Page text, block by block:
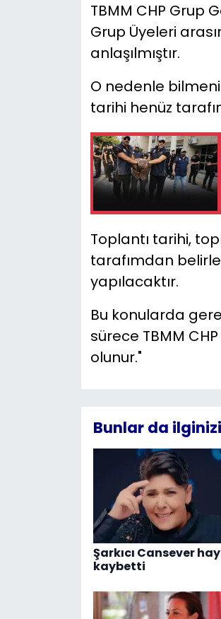
TBMM CHP Grup
Grup Üyeleri
anlaşılmıştır.
O nedenle
tarihi henüz
Toplantı tarihi,
tarafımdan
yapılacaktır.
Bu konularda
sürece TBMM
olunur."
Bunlar da
Şarkıcı Cansever
kaybetti